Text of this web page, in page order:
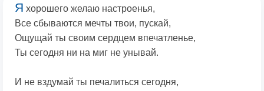
Я хорошего желаю настроенья,
Все сбываются мечты твои, пускай,
Ощущай ты своим сердцем впечатленье,
Ты сегодня ни на миг не унывай.
И не вздумай ты печалиться сегодня,